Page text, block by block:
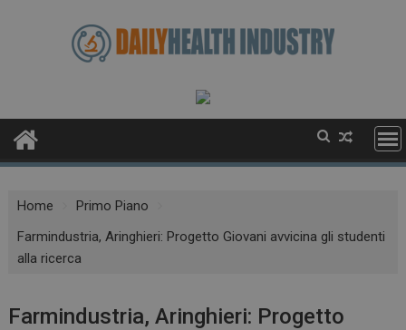
Home
Primo Piano
Farmindustria, Aringhieri: Progetto Giovani avvicina gli studenti
alla ricerca
Farmindustria, Aringhieri: Progetto